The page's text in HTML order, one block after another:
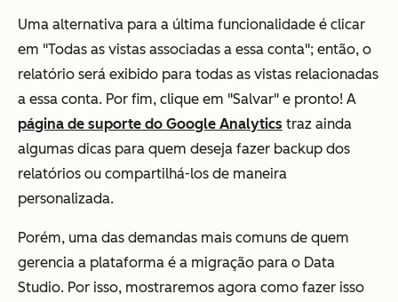
Uma alternativa para a última funcionalidade é clicar
em "Todas as vistas associadas a essa conta"; então, o
relatório será exibido para todas as vistas relacionadas
a essa conta. Por fim, clique em "Salvar" e pronto! A
página de suporte do Google Analytics traz ainda
algumas dicas para quem deseja fazer backup dos
relatórios ou compartilhá-los de maneira
personalizada.
Porém, uma das demandas mais comuns de quem
gerencia a plataforma é a migração para o Data
Studio. Por isso, mostraremos agora como fazer isso